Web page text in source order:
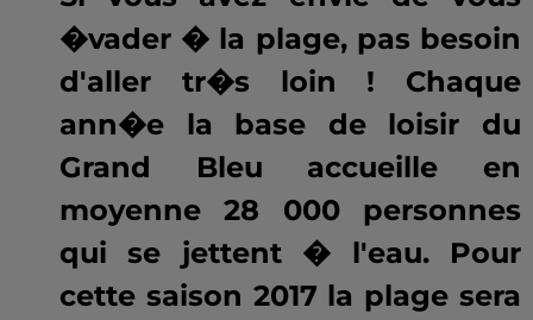
�vader � la plage, pas besoin
d'aller tr�s loin ! Chaque
ann�e la base de loisir du
Grand Bleu accueille en
moyenne 28 000 personnes
qui se jettent � l'eau. Pour
cette saison 2017 la plage sera